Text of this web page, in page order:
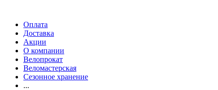
Оплата
Доставка
Акции
О компании
Велопрокат
Веломастерская
Сезонное хранение
...